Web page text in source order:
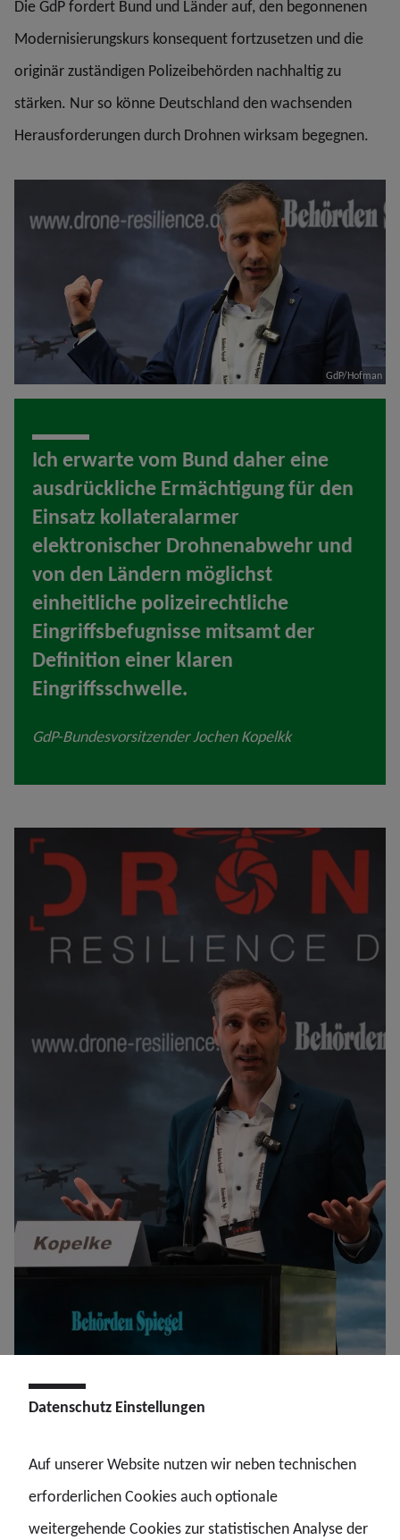
Die GdP fordert Bund und Länder auf, den begonnenen
Modernisierungskurs konsequent fortzusetzen und die
originär zuständigen Polizeibehörden nachhaltig zu
stärken. Nur so könne Deutschland den wachsenden
Herausforderungen durch Drohnen wirksam begegnen.
GdP/Hofman
Ich erwarte vom Bund daher eine
ausdrückliche Ermächtigung für den
Einsatz kollateralarmer
elektronischer Drohnenabwehr und
von den Ländern möglichst
einheitliche polizeirechtliche
Eingriffsbefugnisse mitsamt der
Definition einer klaren
Eingriffsschwelle.
GdP-Bundesvorsitzender Jochen Kopelkk
GdP/Hofman
Datenschutz Einstellungen
Auf unserer Website nutzen wir neben technischen
erforderlichen Cookies auch optionale
weitergehende Cookies zur statistischen Analyse der